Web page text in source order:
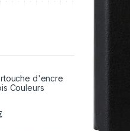
d'encre
Couleurs